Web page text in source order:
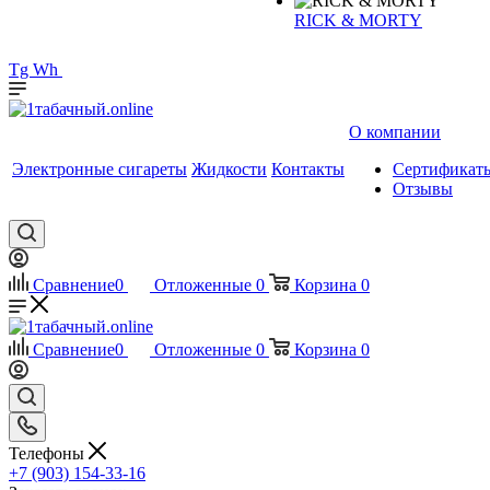
RICK & MORTY
Tg Wh
Электронные сигареты Жидкости Контакты
О компании
Отзывы
Сравнение0 Отложенные 0 Корзина 0
Сравнение0 Отложенные 0 Корзина 0
Телефоны
+7 (903) 154-33-16